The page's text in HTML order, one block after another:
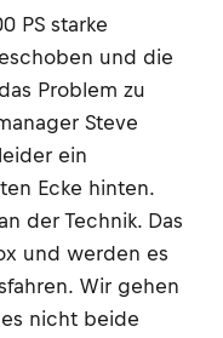
PS starke
und die
Problem zu
Steve
ein
Ecke hinten.
der Technik. Das
und werden es
Wir gehen
nicht beide